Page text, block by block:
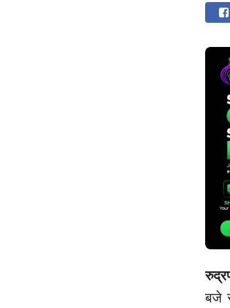
बजे